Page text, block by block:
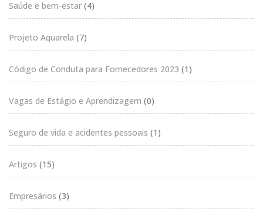
Saúde e bem-estar (4)
Projeto Aquarela (7)
Código de Conduta para Fornecedores 2023 (1)
Vagas de Estágio e Aprendizagem (0)
Seguro de vida e acidentes pessoais (1)
Artigos (15)
Empresários (3)